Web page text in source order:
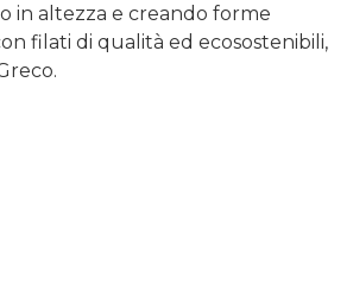
in altezza e creando forme
filati di qualità ed ecosostenibili,